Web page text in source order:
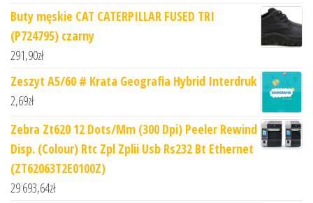
Buty męskie CAT CATERPILLAR FUSED TRI
(P724795) czarny
291,90zł
Zeszyt A5/60 # Krata Geografia Hybrid Interdruk
2,69zł
Zebra Zt620 12 Dots/Mm (300 Dpi) Peeler Rewind
Disp. (Colour) Rtc Zpl Zplii Usb Rs232 Bt Ethernet
(ZT62063T2E0100Z)
29 693,64zł